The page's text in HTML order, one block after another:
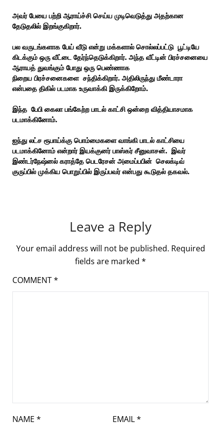
அவர் பேயை பற்றி ஆராய்ச்சி செய்ய முடிவெடுத்து அதற்கான
தேடுதலில் இறங்குகிறார்.
பல வருடங்களாக பேய் வீடு என்று மக்களால் சொல்லப்பட்டுபூட்டியே
கிடக்கும் ஒரு வீட்டை தேர்ந்தெடுக்கிறார். அந்த வீட்டின் பிரச்சனையை
ஆராயத் துவங்கும் போது ஒரு பெண்ணாக
நிறைய பிரச்சனைகளை சந்திக்கிறார். அதிலிருந்து மீண்டாரா
என்பதை திகில் படமாக உருவாக்கி இருக்கிறோம்.
இந்த பேபி கைலா பங்கேற்ற பாடல் காட்சி ஒன்றை வித்தியாசமாக
படமாக்கினோம்.
ஐந்து லட்ச ரூபாய்க்கு பொம்மைகளை வாங்கி பாடல் காட்சியை
படமாக்கினோம் என்றார் இயக்குனர் பாஸ்கர் சீனுவாசன். இவர்
இண்டர்நேஷ்னல் கராத்தே பெடரேசன் அமைப்பபின் செலக்டிவ்
குருப்பில் முக்கிய பொறுப்பில் இருப்பவர் என்பது கூடுதல் தகவல்.
Leave a Reply
Your email address will not be published. Required
fields are marked *
COMMENT*
NAME * EMAIL*